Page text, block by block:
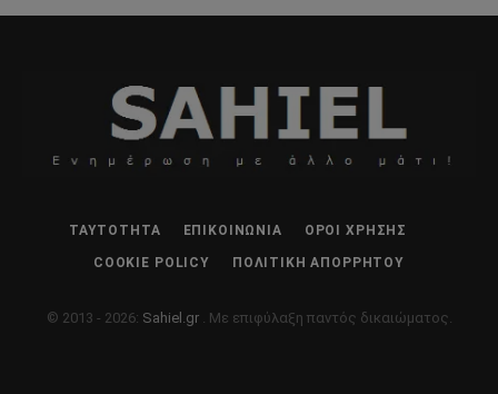
ΤΑΥΤΌΤΗΤΑ ΕΠΙΚΟΙΝΩΝΊΑ ΌΡΟΙ ΧΡΉΣΗΣ
COOKIE POLICY ΠΟΛΙΤΙΚΉ ΑΠΟΡΡΉΤΟΥ
© 2013 - 2026: Sahiel.gr . Με επιφύλαξη παντός δικαιώματος.